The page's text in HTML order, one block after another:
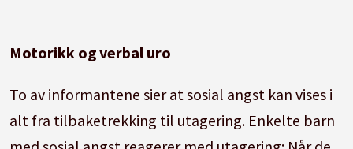
Motorikk og verbal uro
To av informantene sier at sosial angst kan vises i
alt fra tilbaketrekking til utagering. Enkelte barn